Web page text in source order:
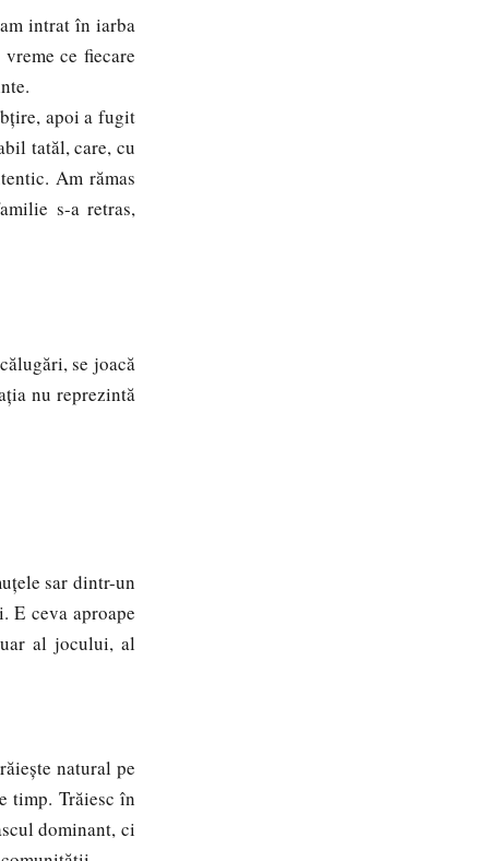
intrat în iarba
ce fiecare
apoi a fugit
tatăl, care, cu
Am rămas
s-a retras,
se joacă
nu reprezintă
sar dintr-un
E ceva aproape
al jocului, al
natural pe
timp. Trăiesc în
dominant, ci